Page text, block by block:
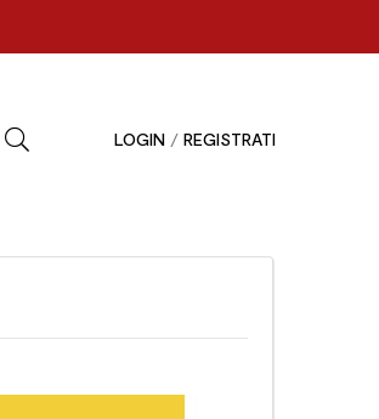
LOGIN / REGISTRATI